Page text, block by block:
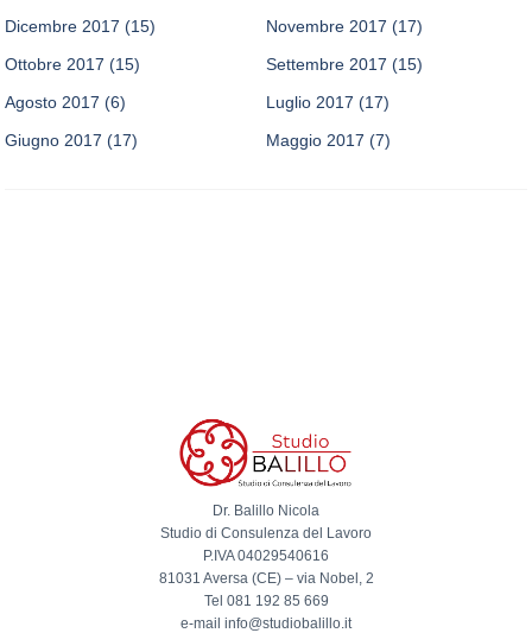
Dicembre 2017 (15) Novembre 2017 (17)
Ottobre 2017 (15) Settembre 2017 (15)
Agosto 2017 (6) Luglio 2017 (17)
Giugno 2017 (17) Maggio 2017 (7)
Dr. Balillo Nicola
Studio di Consulenza del Lavoro
P.IVA 04029540616
81031 Aversa (CE) – via Nobel, 2
Tel 081 192 85 669
e-mail info@studiobalillo.it